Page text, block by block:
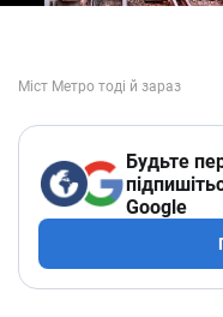
Будьте
Google